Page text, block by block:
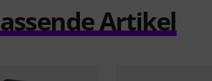
Artikel